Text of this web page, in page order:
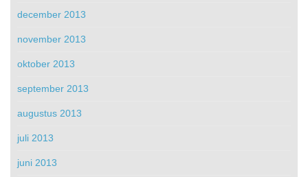
december 2013
november 2013
oktober 2013
september 2013
augustus 2013
juli 2013
juni 2013